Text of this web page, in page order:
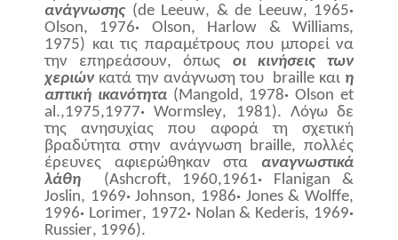
ανάγνωσης (de Leeuw, & de Leeuw, 1965·
Olson, 1976· Olson, Harlow &Williams,
1975) και τις παραμέτρους που μπορεί να
την επηρεάσουν, όπως οι κινήσεις των
χεριών κατά την ανάγνωση του braille και η
απτική ικανότητα (Mangold, 1978· Olson et
al.,1975,1977· Wormsley, 1981). Λόγω δε
της ανησυχίας που αφορά τη σχετική
βραδύτητα στην ανάγνωση braille, πολλές
έρευνες αφιερώθηκαν στα αναγνωστικά
λάθη
(Ashcroft, 1960,1961· Flanigan &
Joslin, 1969· Johnson, 1986· Jones&Wolffe,
1996· Lorimer, 1972· Nolan & Kederis, 1969·
Russier, 1996).